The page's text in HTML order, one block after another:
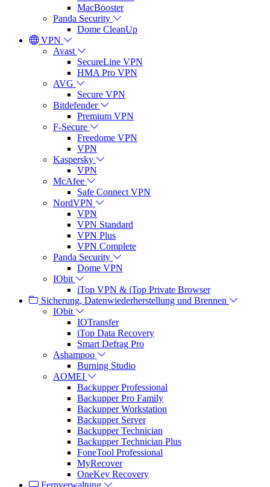
MacBooster
Panda Security
Dome CleanUp
VPN
Avast
SecureLine VPN
HMA Pro VPN
AVG
Secure VPN
Bitdefender
Premium VPN
F-Secure
Freedome VPN
VPN
Kaspersky
VPN
McAfee
Safe Connect VPN
NordVPN
VPN
VPN Standard
VPN Plus
VPN Complete
Panda Security
Dome VPN
IObit
iTop VPN & iTop Private Browser
Sicherung, Datenwiederherstellung und Brennen
IObit
IOTransfer
iTop Data Recovery
Smart Defrag Pro
Ashampoo
Burning Studio
AOMEI
Backupper Professional
Backupper Pro Family
Backupper Workstation
Backupper Server
Backupper Technician
Backupper Technician Plus
FoneTool Professional
MyRecover
OneKey Recovery